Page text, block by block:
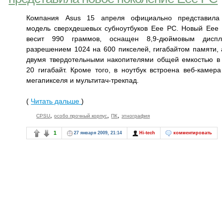
Компания Asus 15 апреля официально
модель сверхдешевых субноутбуков Eee PC. Новый Eee
весит 990 граммов, оснащен 8,9-дюймовым
разрешением 1024 на 600 пикселей, гигабайтом памяти,
двумя твердотельными накопителями общей емкостью
20 гигабайт. Кроме того, в ноутбук встроена веб-
мегапикселя и мультитач-трекпад.
( Читать дальше)
CPSU ,особо прочный корпус ,ПК ,этнография
1 27 января 2009, 21:14 Hi-tech комментировать